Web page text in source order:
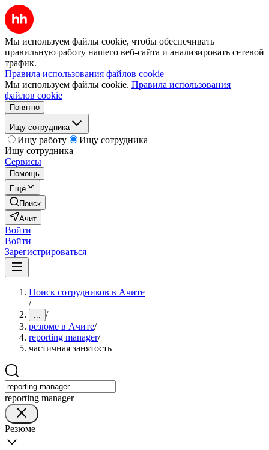
Мы используем файлы cookie, чтобы обеспечивать
правильную работу нашего веб-сайта и анализировать сетевой
трафик.
Правила использования файлов cookie
Мы используем файлы cookie. Правила использования
файлов cookie
Понятно
Ищу сотрудника
Ищу работу
Ищу сотрудника
Ищу сотрудника
Сервисы
Помощь
Ещё
Поиск
Ачит
Войти
Войти
Зарегистрироваться
Поиск сотрудников в Ачите
/
... /
резюме в Ачите/
reporting manager/
частичная занятость
reporting manager
Резюме